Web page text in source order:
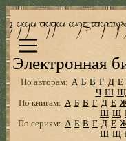
Электронная
По авторам: А Б В Г Д Е
Ч Ш Щ
По книгам: А Б В Г Д Е
Ш Щ
По сериям: А Б В Г Д Е
Ш Щ